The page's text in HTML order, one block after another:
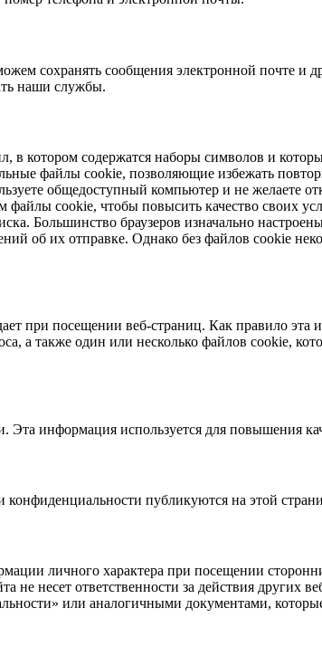
сохранять сообщения электронной почте и
наши службы.
котором содержатся наборы символов и
файлы cookie, позволяющие избежать
общедоступный компьютер и не желаете
cookie, чтобы повысить качество своих
Большинство браузеров изначально
об их отправке. Однако без файлов cookie
при посещении веб-страниц. Как правило эта
а также один или несколько файлов cookie,
Эта информация используется для повышения
публикуются на этой
личного характера при посещении
несет ответственности за действия других
или аналогичными документами,